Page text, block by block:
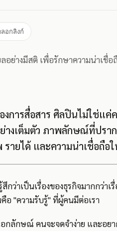
อกลิงก์
ย่างมีสติ เพื่อรักษาความน่าเชื่
งการสื่อสาร ศิลปินไม่ใช่แ
างเต็มตัว ภาพลักษณ์ที่ปรา
รายได้ และความน่าเชื่อถือ
ว่าเป็นเรื่องของธุรกิจมากกว่าเ
"ความรับรู้" ที่ผู้คนมีต่อเรา
ลักษณ์ คนจะจดจำง่าย และอย